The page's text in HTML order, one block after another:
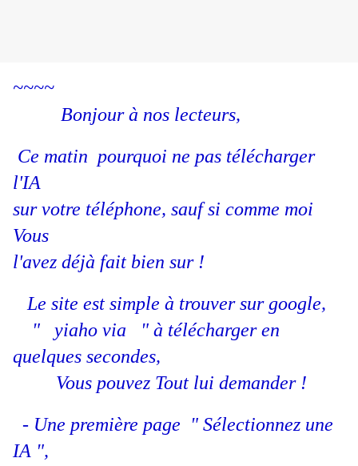
~~~~
Bonjour à nos lecteurs,
Ce matin pourquoi ne pas télécharger
l'IA
sur votre téléphone, sauf si comme moi
Vous
l'avez déjà fait bien sur !
Le site est simple à trouver sur google,
" yiaho via " à télécharger en
quelques secondes,
Vous pouvez Tout lui demander !
- Une première page " Sélectionnez une
IA ",